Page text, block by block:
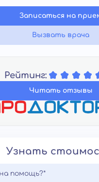
Записаться на
Вызвать врача
Рейтинг:
Читать отзывы
Узнать
помощь?*